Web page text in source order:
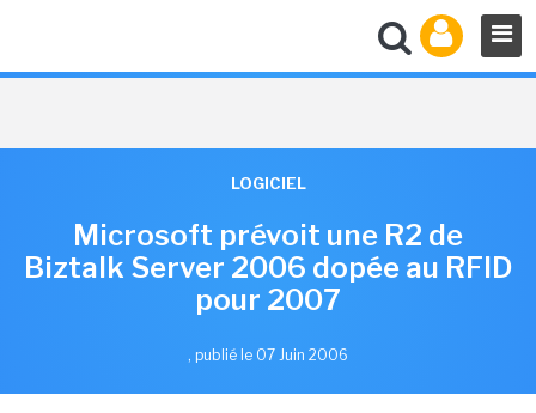
LOGICIEL
Microsoft prévoit une R2 de
Biztalk Server 2006 dopée au RFID
pour 2007
, publié le 07 Juin 2006